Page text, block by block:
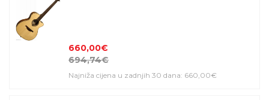
660,00€
694,74€
Najniža cijena u zadnjih 30 dana: 660,00€